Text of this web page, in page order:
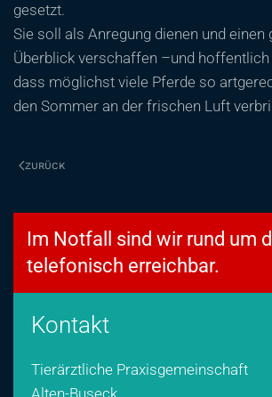
gesetzt.
Sie soll als Anregung dienen und einen
Überblick verschaffen –und hoffentlich
dass möglichst viele Pferde so
den Sommer an der frischen Luft
ZURÜCK
Im Notfall sind wir rund um
telefonisch erreichbar.
Kontakt
Tierärztliche Praxisgemeinschaft
Alten-Buseck